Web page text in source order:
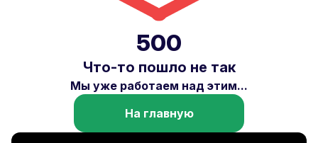
500
Что-то пошло не так
Мы уже работаем над этим...
На главную